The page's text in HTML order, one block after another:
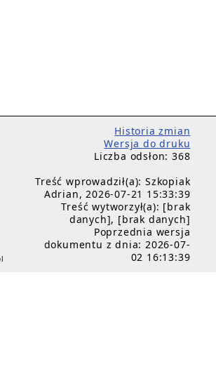
Historia zmian
Wersja do druku
Liczba odsłon: 368
Treść wprowadził(a): Szkopiak
Adrian, 2026-07-21 15:33:39
Treść wytworzył(a): [brak
danych], [brak danych]
Poprzednia wersja
dokumentu z dnia: 2026-07-
02 16:13:39